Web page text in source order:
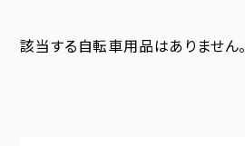
該当する自転車用品はありません。